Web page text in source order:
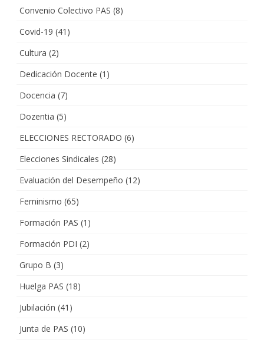
Convenio Colectivo PAS (8)
Covid-19 (41)
Cultura (2)
Dedicación Docente (1)
Docencia (7)
Dozentia (5)
ELECCIONES RECTORADO (6)
Elecciones Sindicales (28)
Evaluación del Desempeño (12)
Feminismo (65)
Formación PAS (1)
Formación PDI (2)
Grupo B (3)
Huelga PAS (18)
Jubilación (41)
Junta de PAS (10)